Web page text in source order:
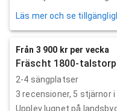
Läs mer och se
Från 3 900 kr per vecka
Fräscht 1800-
2-4 sängplatser
3 recensioner, 5 stjärnor
Upplev lugnet på